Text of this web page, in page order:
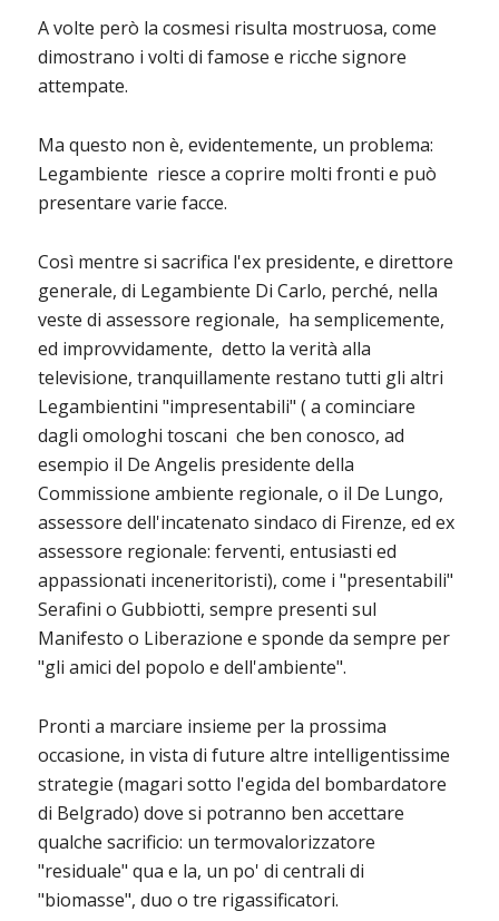
A volte però la cosmesi risulta mostruosa, come
dimostrano i volti di famose e ricche signore
attempate.
Ma questo non è, evidentemente, un problema:
Legambiente riesce a coprire molti fronti e può
presentare varie facce.
Così mentre si sacrifica l'ex presidente, e direttore
generale, di Legambiente Di Carlo, perché, nella
veste di assessore regionale, ha semplicemente,
ed improvvidamente, detto la verità alla
televisione, tranquillamente restano tutti gli altri
Legambientini "impresentabili" ( a cominciare
dagli omologhi toscani che ben conosco, ad
esempio il De Angelis presidente della
Commissione ambiente regionale, o il De Lungo,
assessore dell'incatenato sindaco di Firenze, ed ex
assessore regionale: ferventi, entusiasti ed
appassionati inceneritoristi), come i "presentabili"
Serafini o Gubbiotti, sempre presenti sul
Manifesto o Liberazione e sponde da sempre per
"gli amici del popolo e dell'ambiente".
Pronti a marciare insieme per la prossima
occasione, in vista di future altre intelligentissime
strategie (magari sotto l'egida del bombardatore
di Belgrado) dove si potranno ben accettare
qualche sacrificio: un termovalorizzatore
"residuale" qua e la, un po' di centrali di
"biomasse", duo o tre rigassificatori.